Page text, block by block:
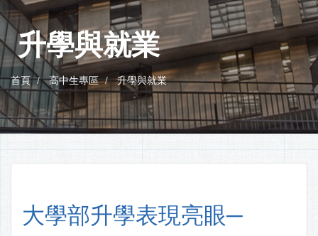
升學與就業
首頁 高中生專區 升學與就業
大學部升學表現亮眼─